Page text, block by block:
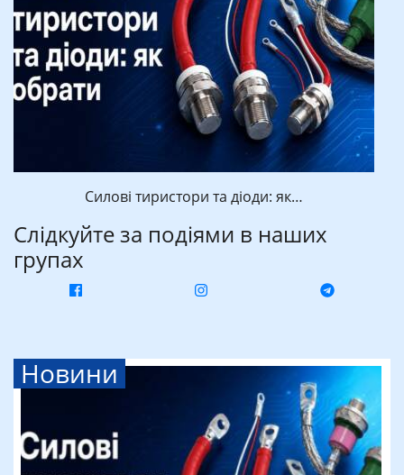
Силові тиристори та діоди: як…
Слідкуйте за подіями в наших
групах
Новини